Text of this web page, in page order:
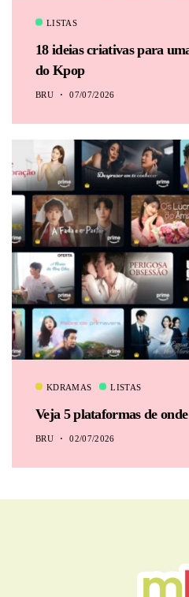
LISTAS
18 ideias criativas para
do Kpop
BRU 07/07/2026
KDRAMAS LISTAS
Veja 5 plataformas de
BRU 02/07/2026